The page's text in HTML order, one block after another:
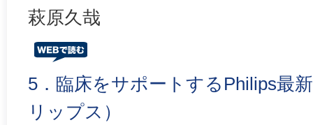
萩原久哉
5．臨床をサポートするPhilips最
リップス）